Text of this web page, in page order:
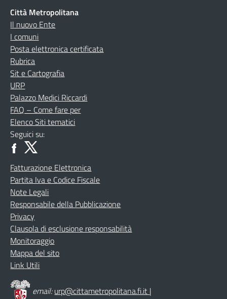
Città Metropolitana
Il nuovo Ente
I comuni
Posta elettronica certificata
Rubrica
Sit e Cartografia
URP
Palazzo Medici Riccardi
FAQ – Come fare per
Elenco Siti tematici
Seguici su:
Fatturazione Elettronica
Partita Iva e Codice Fiscale
Note Legali
Responsabile della Pubblicazione
Privacy
Clausola di esclusione responsabilità
Monitoraggio
Mappa del sito
Link Utili
email:urp@cittametropolitana.fi.it |